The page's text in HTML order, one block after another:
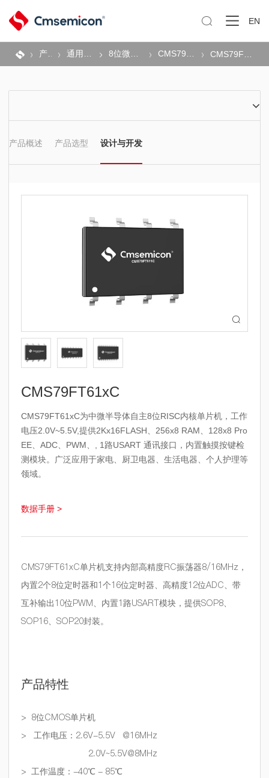
 EN
产品概述 产品选型 设计与开发
CMS79FT61xC
CMS79FT61xC为中微半导体自主8位RISC内核单片机，工作
电压2.0V~5.5V,提供2Kx16FLASH、256x8 RAM、128x8 Pro
EE、ADC、PWM、, 1路USART 通讯接口，内置触摸按键检
测模块。广泛应用于家电、厨卫电器、生活电器、个人护理等
领域。
数据手册 >

CMS79FT61xC单片机支持内部高精度RC振荡器8/16MHz，
内置2个8位定时器和1个16位定时器、高精度12位ADC、带
互补输出10位PWM、内置1路USART模块，提供SOP8、
SOP16、SOP20封装。
产品特性
> 8位CMOS单片机
> 工作电压： 2.6V-5.5V @16MHz
2.0V~5.5V@8MHz
> 工作温度： -40℃ - 85℃